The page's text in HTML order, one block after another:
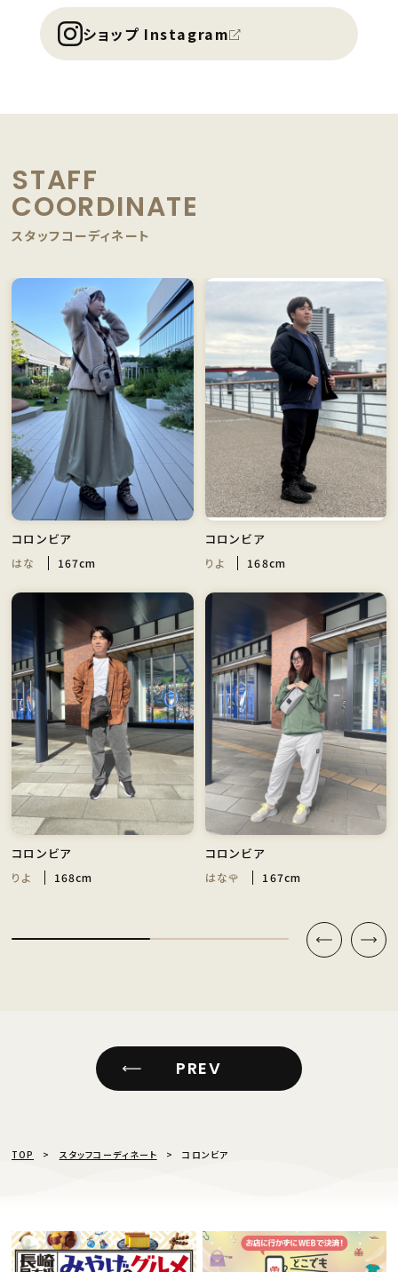
ショップ Instagram
STAFF
COORDINATE
スタッフコーディネート
コロンビア
はな 167cm
コロンビア
りよ 168cm
コロンビア
りよ 168cm
コロンビア
はな🌹 167cm
PREV
TOP スタッフコーディネート コロンビア